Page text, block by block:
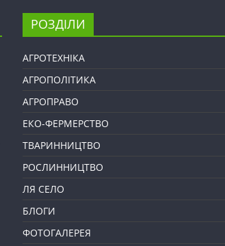
РОЗДІЛИ
АГРОТЕХНІКА
АГРОПОЛІТИКА
АГРОПРАВО
ЕКО-ФЕРМЕРСТВО
ТВАРИННИЦТВО
РОСЛИННИЦТВО
ЛЯ СЕЛО
БЛОГИ
ФОТОГАЛЕРЕЯ